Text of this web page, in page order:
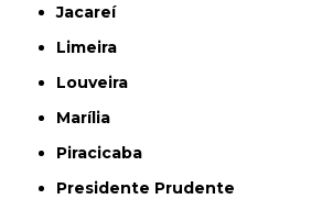
Jacareí
Limeira
Louveira
Marília
Piracicaba
Presidente Prudente